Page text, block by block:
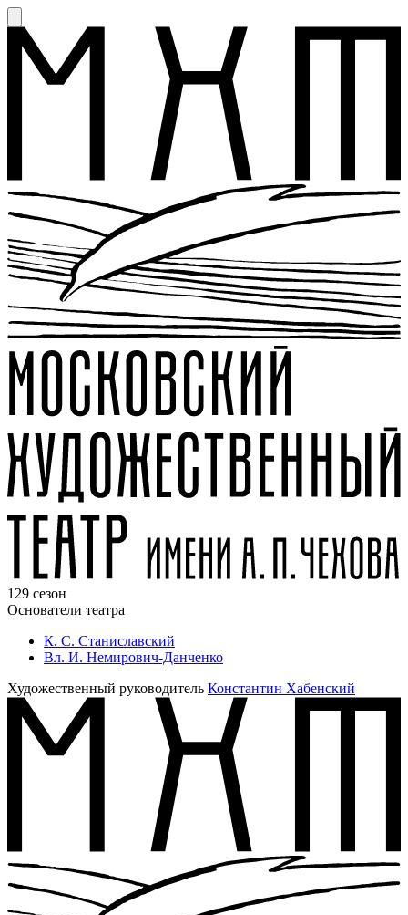
129 сезон
Основатели театра
К. С. Станиславский
Вл. И. Немирович-Данченко
Художественный руководитель Константин Хабенский